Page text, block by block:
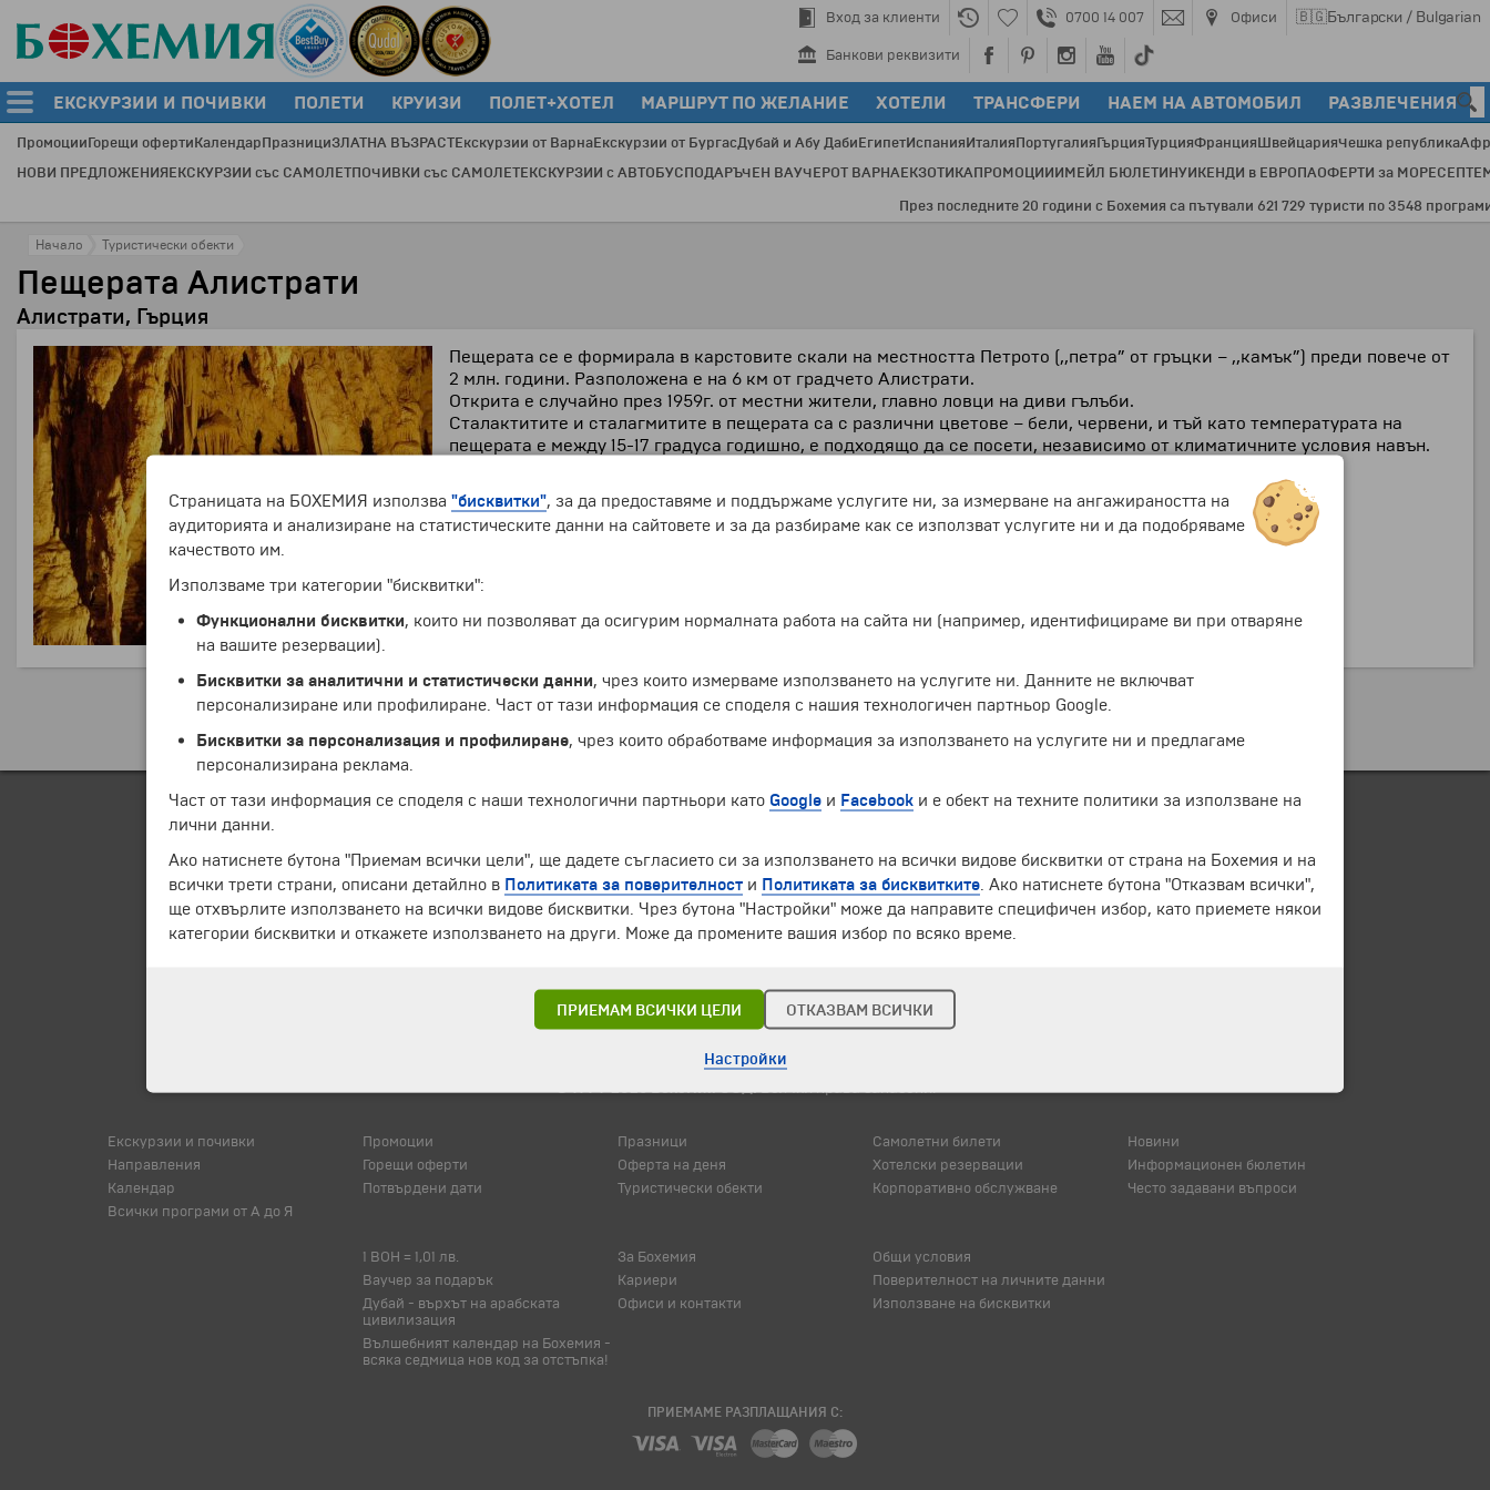
Вход за клиенти 0700 14 007 Офиси 🇧🇬Български / Bulgarian
Банкови реквизити
ЕКСКУРЗИИ И ПОЧИВКИ ПОЛЕТИ КРУИЗИ ПОЛЕТ+ХОТЕЛ МАРШРУТ ПО ЖЕЛАНИЕ ХОТЕЛИ ТРАНСФЕРИ НАЕМ НА АВТОМОБИЛ РАЗВЛЕЧЕНИЯ
ПромоцииГорещи офертиКалендарПразнициЗЛАТНА ВЪЗРАСТЕкскурзии от ВарнаЕкскурзии от БургасДубай и Абу ДабиЕгипетИспанияИталияПортугалияГърцияТурцияФранцияШвейцарияЧешка република
НОВИ ПРЕДЛОЖЕНИЯЕКСКУРЗИИ със САМОЛЕТПОЧИВКИ със САМОЛЕТЕКСКУРЗИИ с АВТОБУСПОДАРЪЧЕН ВАУЧЕРОТ ВАРНАЕКЗОТИКАПРОМОЦИИИМЕЙЛ БЮЛЕТИНУИКЕНДИ в ЕВРОПАОФЕРТИ за МОРЕ
През последните 20 години с Бохемия са пътували 621 729 туристи по 3548 програми и
Начало Туристически обекти
Пещерата Алистрати
Алистрати, Гърция
Пещерата се е формирала в карстовите скали на местността Петрото (,,петра” от гръцки – ,,камък”) преди повече от
2 млн. години. Разположена е на 6 км от градчето Алистрати.
Открита е случайно през 1959г. от местни жители, главно ловци на диви гълъби.
Сталактитите и сталагмитите в пещерата са с различни цветове – бели, червени, и тъй като температурата на
пещерата е между 15-17 градуса годишно, е подходящо да се посети, независимо от климатичните условия навън.
Екскурзии и почивки до Гърция »
ЧЛЕН НА
© 1994-2026 Бохемия ООД.Всички права запазени.
Екскурзии и почивки
Направления
Календар
Всички програми от А до Я
Промоции
Горещи оферти
Потвърдени дати
Празници
Оферта на деня
Туристически обекти
Самолетни билети
Хотелски резервации
Корпоративно обслужване
Новини
Информационен бюлетин
Често задавани въпроси
1 BOH = 1,01 лв.
Ваучер за подарък
Дубай - върхът на арабската
цивилизация
Вълшебният календар на Бохемия -
всяка седмица нов код за отстъпка!
За Бохемия
Кариери
Офиси и контакти
Общи условия
Поверителност на личните данни
Използване на бисквитки
ПРИЕМАМЕ РАЗПЛАЩАНИЯ С:
Страницата на БОХЕМИЯ използва "бисквитки", за да предоставяме и поддържаме услугите ни, за измерване на ангажираността на
аудиторията и анализиране на статистическите данни на сайтовете и за да разбираме как се използват услугите ни и да подобряваме
качеството им.
Използваме три категории "бисквитки":
Функционални бисквитки, които ни позволяват да осигурим нормалната работа на сайта ни (например, идентифицираме ви при отваряне
на вашите резервации).
Бисквитки за аналитични и статистически данни, чрез които измерваме използването на услугите ни. Данните не включват
персонализиране или профилиране. Част от тази информация се споделя с нашия технологичен партньор Google.
Бисквитки за персонализация и профилиране, чрез които обработваме информация за използването на услугите ни и предлагаме
персонализирана реклама.
Част от тази информация се споделя с наши технологични партньори като Google и Facebook и е обект на техните политики за използване на
лични данни.
Ако натиснете бутона "Приемам всички цели", ще дадете съгласието си за използването на всички видове бисквитки от страна на Бохемия и на
всички трети страни, описани детайлно в Политиката за поверителност и Политиката за бисквитките . Ако натиснете бутона "Отказвам всички",
ще отхвърлите използването на всички видове бисквитки. Чрез бутона "Настройки" може да направите специфичен избор, като приемете някои
категории бисквитки и откажете използването на други. Може да промените вашия избор по всяко време.
ПРИЕМАМ ВСИЧКИ ЦЕЛИ ОТКАЗВАМ ВСИЧКИ
Настройки